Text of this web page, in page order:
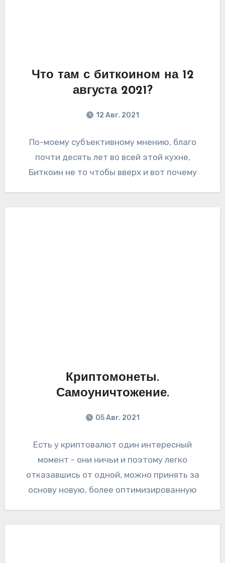
Что там с биткоином на 12
августа 2021?
12 Авг. 2021
По-моему субъективному мнению, благо
почти десять лет во всей этой кухне,
Биткоин не то чтобы вверх и вот почему
Криптомонеты.
Самоуничтожение.
05 Авг. 2021
Есть у криптовалют один интересный
момент - они ничьи и поэтому легко
отказавшись от одной, можно принять за
основу новую, более оптимизированную